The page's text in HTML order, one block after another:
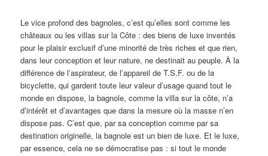
Le vice profond des bagnoles, c’est qu’elles sont comme les
châteaux ou les villas sur la Côte : des biens de luxe inventés
pour le plaisir exclusif d’une minorité de très riches et que rien,
dans leur conception et leur nature, ne destinait au peuple. À la
différence de l’aspirateur, de l’appareil de T.S.F. ou de la
bicyclette, qui gardent toute leur valeur d’usage quand tout le
monde en dispose, la bagnole, comme la villa sur la côte, n’a
d’intérêt et d’avantages que dans la mesure où la masse n’en
dispose pas. C’est que, par sa conception comme par sa
destination originelle, la bagnole est un bien de luxe. Et le luxe,
par essence, cela ne se démocratise pas : si tout le monde